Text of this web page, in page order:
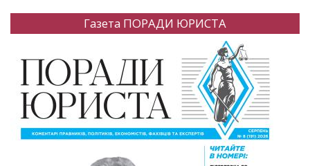
Газета ПОРАДИ ЮРИСТА